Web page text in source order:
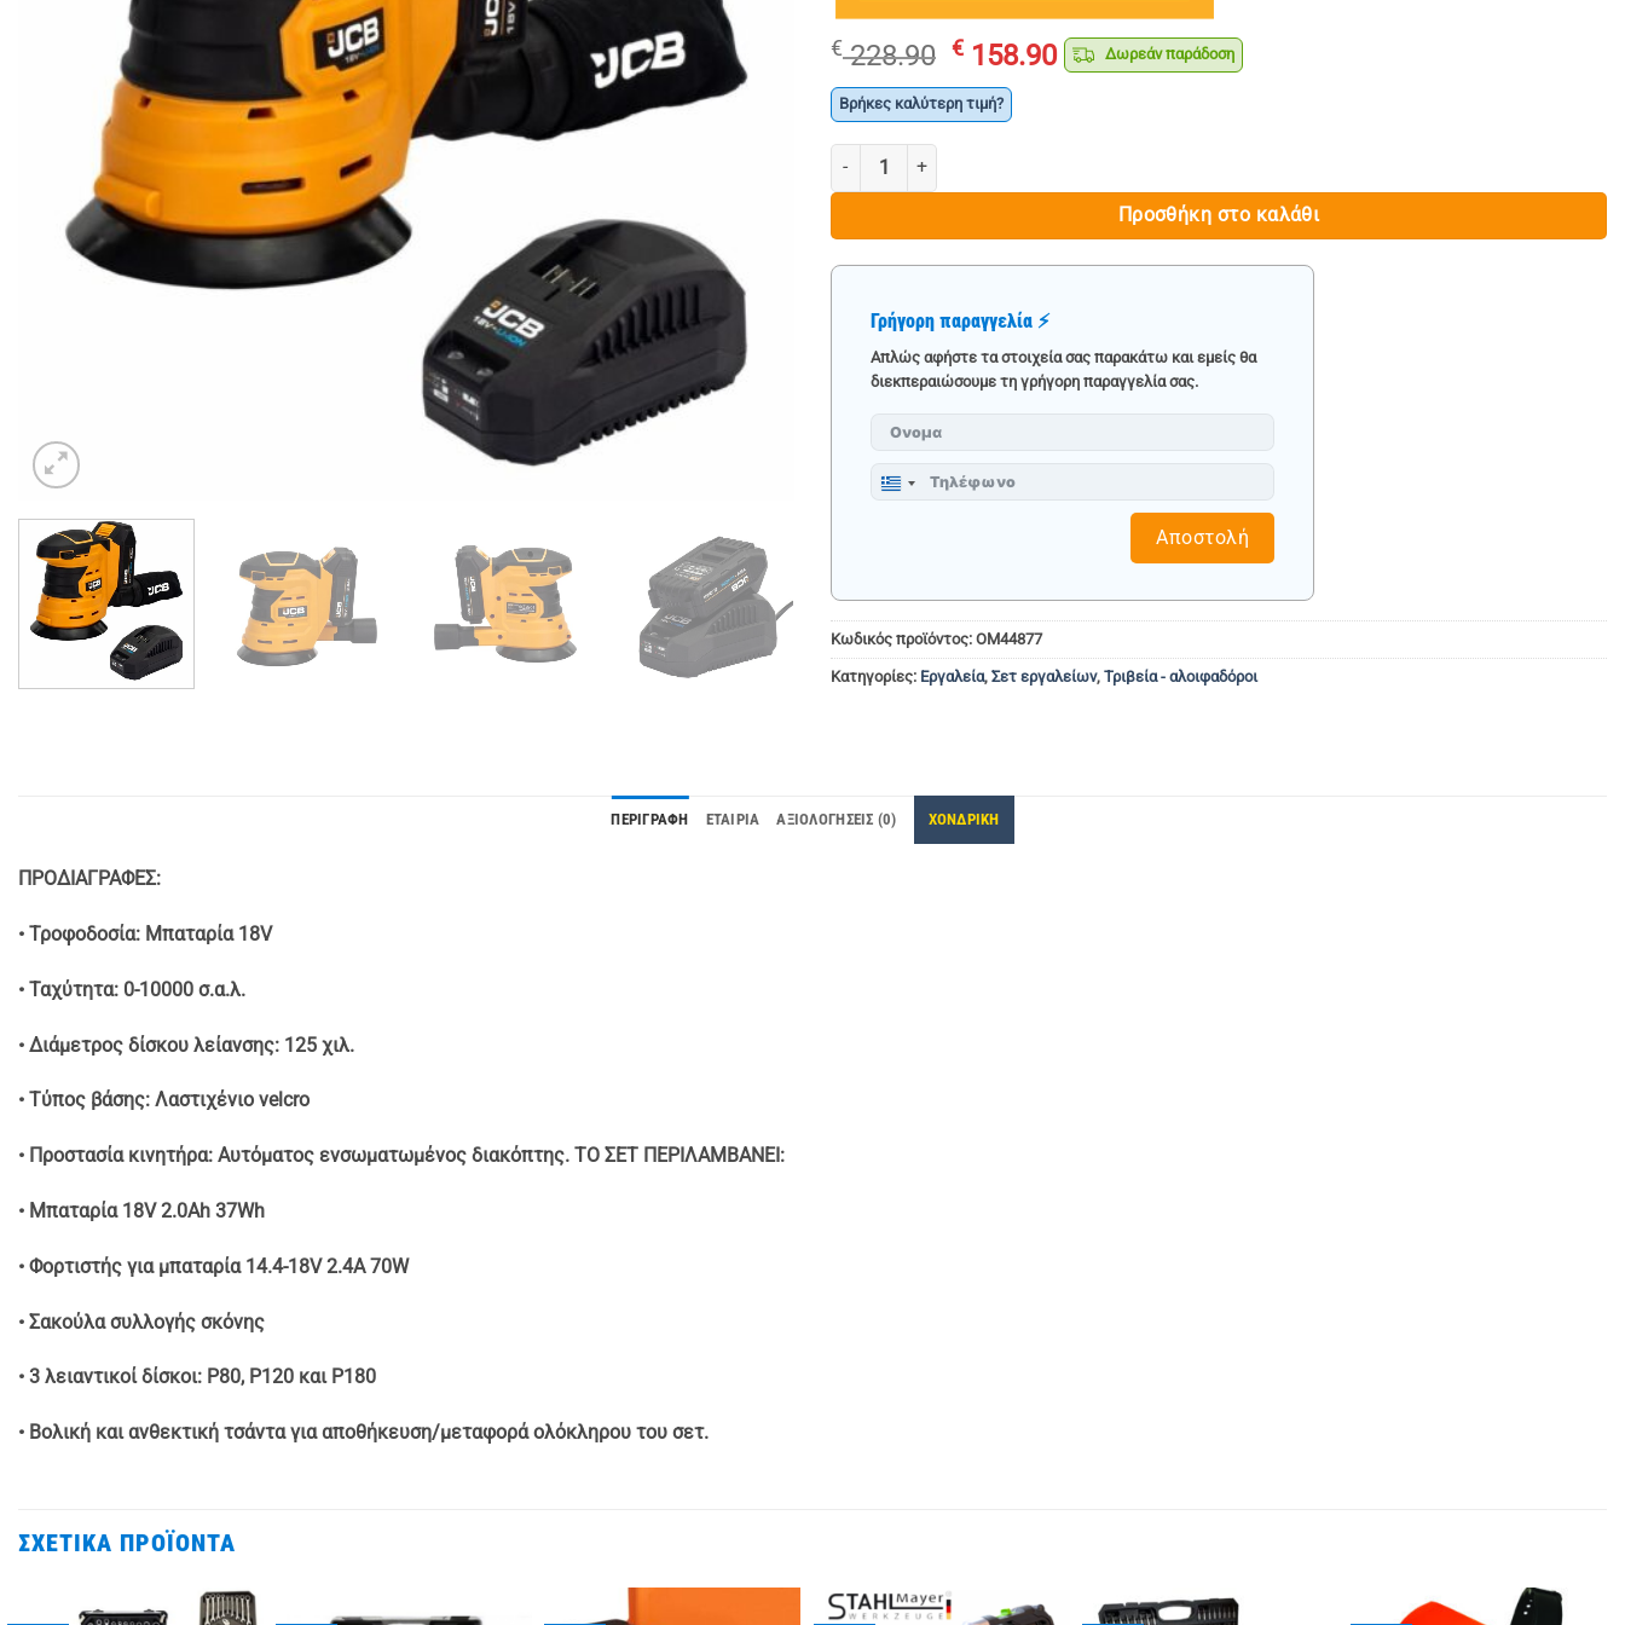
€228.90 Original
price
was:
€ 158.90Η
τρέχουσα
Δωρεάν παράδοση
Βρήκες καλύτερη τιμή?
ΕΚΚΕΝΤΡΟ ΤΡΙΒΕΙΟ 18V - JCB ποσότητα
Προσθήκη στο καλάθι
Γρήγορη παραγγελία ⚡
Απλώς αφήστε τα στοιχεία σας παρακάτω και εμείς θα
διεκπεραιώσουμε τη γρήγορη παραγγελία σας.
Greece
Αποστολή
Κωδικός προϊόντος: ΟΜ44877
Κατηγορίες: Εργαλεία, Σετ εργαλείων, Τριβεία - αλοιφαδόροι
ΠΕΡΙΓΡΑΦΉ ΕΤΑΙΡΊΑ ΑΞΙΟΛΟΓΉΣΕΙΣ (0) ΧΟΝΔΡΙΚΗ
ΠΡΟΔΙΑΓΡΑΦΕΣ:
• Τροφοδοσία: Μπαταρία 18V
• Ταχύτητα: 0-10000 σ.α.λ.
• Διάμετρος δίσκου λείανσης: 125 χιλ.
• Τύπος βάσης: Λαστιχένιο velcro
• Προστασία κινητήρα: Αυτόματος ενσωματωμένος διακόπτης. ΤΟ ΣΕΤ ΠΕΡΙΛΑΜΒΑΝΕΙ:
• Μπαταρία 18V 2.0Ah 37Wh
• Φορτιστής για μπαταρία 14.4-18V 2.4A 70W
• Σακούλα συλλογής σκόνης
• 3 λειαντικοί δίσκοι: P80, P120 και P180
• Βολική και ανθεκτική τσάντα για αποθήκευση/μεταφορά ολόκληρου του σετ.
ΣΧΕΤΙΚΆ ΠΡΟΪΌΝΤΑ